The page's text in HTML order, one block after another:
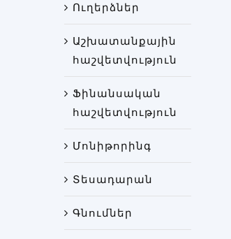
Ուղերձներ
Աշխատանքային
հաշվետվություն
Ֆինանսական
հաշվետվություն
Մոնիթորինգ
Տեսադարան
Գնումներ